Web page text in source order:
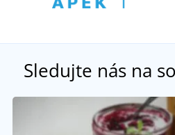
Sledujte nás na